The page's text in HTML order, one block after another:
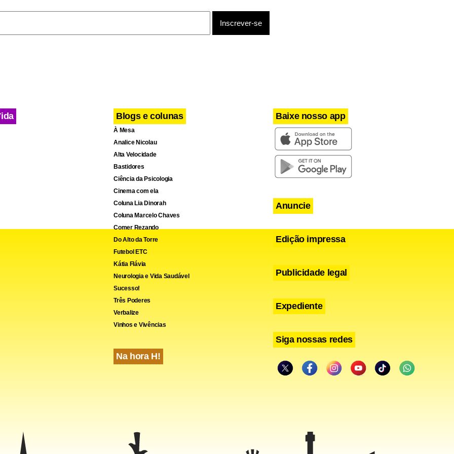
contra o croata, Lee levou a melhor. Foi no Aberto dos EUA de 2004,
Telegram
Share
Blogs e colunas
À Mesa
Analice Nicolau
Alta Velocidade
Bastidores
Ciência da Psicologia
Cinema com ela
Coluna Lia Dinorah
Coluna Marcelo Chaves
Comer Rezando
Do Alto da Torre
Futebol ETC
Kátia Flávia
Neurologia e Vida Saudável
Sucesso!
Três Poderes
Verbalize
Vinhos e Vivências
Na hora H!
Baixe nosso app
Anuncie
Edição impressa
Publicidade legal
Expediente
Siga nossas redes